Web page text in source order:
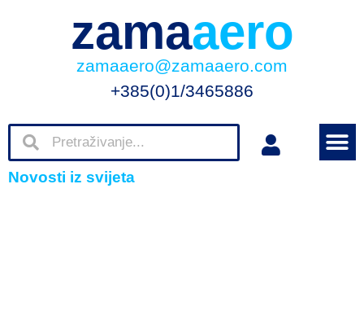
zamaaero
zamaaero@zamaaero.com
+385(0)1/3465886
Novosti iz svijeta